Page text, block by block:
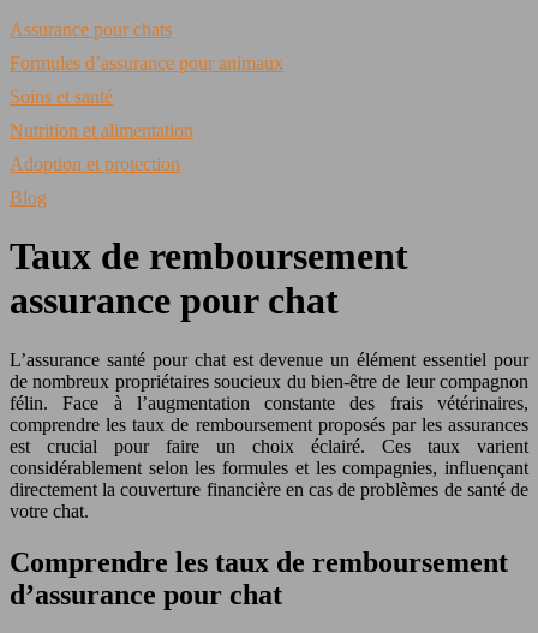
Assurance pour chats
Formules d’assurance pour animaux
Soins et santé
Nutrition et alimentation
Adoption et protection
Blog
Taux de remboursement
assurance pour chat
L’assurance santé pour chat est devenue un élément essentiel pour
de nombreux propriétaires soucieux du bien-être de leur compagnon
félin. Face à l’augmentation constante des frais vétérinaires,
comprendre les taux de remboursement proposés par les assurances
est crucial pour faire un choix éclairé. Ces taux varient
considérablement selon les formules et les compagnies, influençant
directement la couverture financière en cas de problèmes de santé de
votre chat.
Comprendre les taux de remboursement
d’assurance pour chat